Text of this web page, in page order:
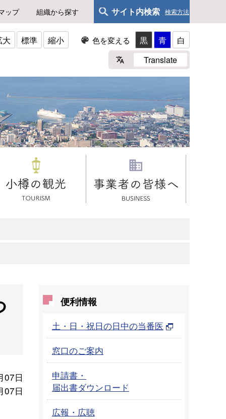
ップ 組織から探す サイト内検索 検索方法
大 標準 縮小 色を変える 黒 青
白
Translate
07日
07日
便利情報
土・日・祝日の日中の当番医
窓口のご案内
申請書・
届出書ダウンロード
広報・広聴